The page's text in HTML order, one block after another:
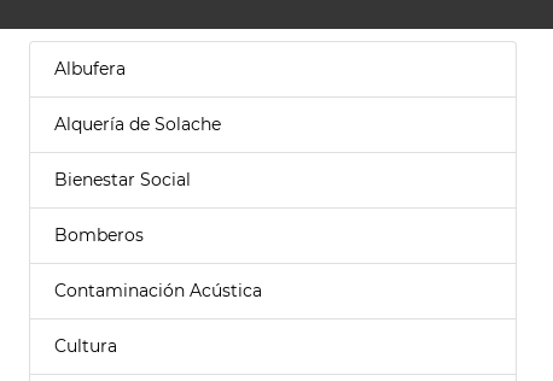
Albufera
Alquería de Solache
Bienestar Social
Bomberos
Contaminación Acústica
Cultura